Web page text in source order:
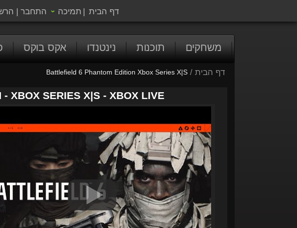
דף הבית | תמיכה התחבר |
אקס בוקס נינטנדו תוכנות משחקים
דף הבית /
Battlefield 6 Phantom Edition Xbox Series X|S
XBOX SERIES X|S - XBOX LIVE